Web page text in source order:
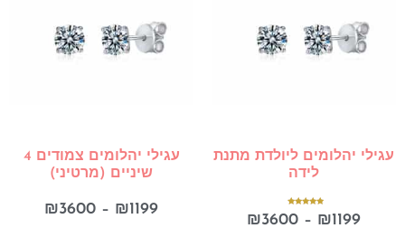
עגילי יהלומים ליולדת מתנת
לידה
5.00
מתוך 5
₪1199
–
₪3600
עגילי יהלומים צמודים 4
שיניים (מרטיני)
₪1199
–
₪3600